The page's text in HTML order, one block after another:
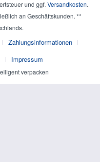
und ggf. Versandkosten.
an Geschäftskunden. **
Zahlungsinformationen
Impressum
verpacken